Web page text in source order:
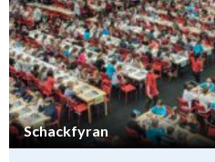
Schackfyran